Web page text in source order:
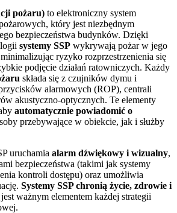
pożaru) to elektroniczny system
który jest niezbędnym
bezpieczeństwa budynków. Dzięki
systemy SSP wykrywają pożar w jego
ryzyko rozprzestrzenienia się
podjęcie działań ratowniczych. Każdy
składa się z czujników dymu i
alarmowych (ROP), centrali
akustyczno-optycznych. Te elementy
automatycznie powiadomić o
przebywające w obiekcie, jak i służby
uruchamia alarm dźwiękowy i wizualny,
bezpieczeństwa (takimi jak systemy
kontroli dostępu) oraz umożliwia
Systemy SSP chronią życie, zdrowie i
ważnym elementem każdej strategii